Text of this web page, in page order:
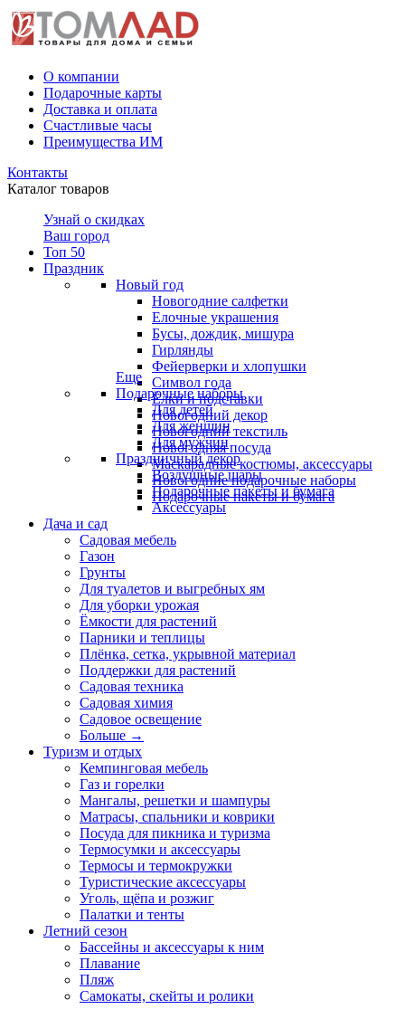
О компании
Подарочные карты
Доставка и оплата
Счастливые часы
Преимущества ИМ
Контакты
Каталог товаров
Узнай о скидках
Ваш город
Топ 50
Праздник
Новый год
Новогодние салфетки
Елочные украшения
Бусы, дождик, мишура
Гирлянды
Фейерверки и хлопушки
Символ года
Ёлки и подставки
Новогодний декор
Новогодний текстиль
Новогодняя посуда
Маскарадные костюмы, аксессуары
Новогодние подарочные наборы
Подарочные пакеты и бумага
Еще
Подарочные наборы
Для детей
Для женщин
Для мужчин
Праздничный декор
Воздушные шары
Подарочные пакеты и бумага
Аксессуары
Дача и сад
Садовая мебель
Газон
Грунты
Для туалетов и выгребных ям
Для уборки урожая
Ёмкости для растений
Парники и теплицы
Плёнка, сетка, укрывной материал
Поддержки для растений
Садовая техника
Садовая химия
Садовое освещение
Больше →
Туризм и отдых
Кемпинговая мебель
Газ и горелки
Мангалы, решетки и шампуры
Матрасы, cпальники и коврики
Посуда для пикника и туризма
Термосумки и аксессуары
Термосы и термокружки
Туристические аксессуары
Уголь, щёпа и розжиг
Палатки и тенты
Летний сезон
Бассейны и аксессуары к ним
Плавание
Пляж
Самокаты, скейты и ролики